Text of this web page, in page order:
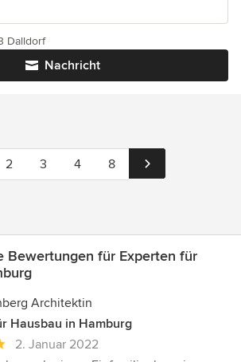
Nachricht
Dalldorf
2 3 4 8
Bewertungen für Experten für
Architektin
Hausbau in Hamburg
2. Januar 2022